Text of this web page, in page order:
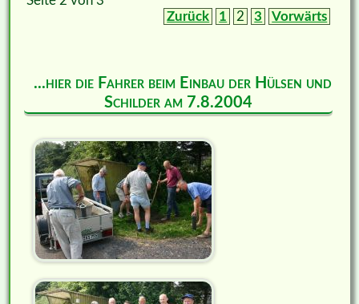
Zurück
1 2 3 Vorwärts
...hier die Fahrer beim Einbau der Hülsen und
Schilder am 7.8.2004